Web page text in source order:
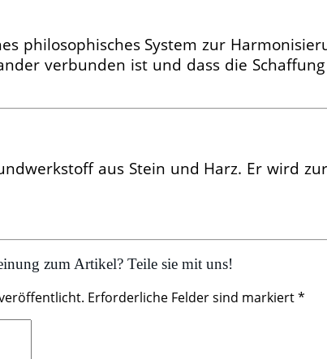
philosophisches System zur
verbunden ist und dass die
aus Stein und Harz. Er wird
zum Artikel? Teile sie mit uns!
Erforderliche Felder sind markiert *